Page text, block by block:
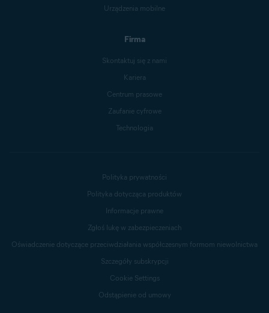
Urządzenia mobilne
Firma
Skontaktuj się z nami
Kariera
Centrum prasowe
Zaufanie cyfrowe
Technologia
Polityka prywatności
Polityka dotycząca produktów
Informacje prawne
Zgłoś lukę w zabezpieczeniach
Oświadczenie dotyczące przeciwdziałania współczesnym formom niewolnictwa
Szczegóły subskrypcji
Cookie Settings
Odstąpienie od umowy